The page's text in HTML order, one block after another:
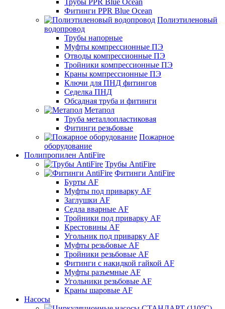
Фитинги PPR Blue Ocean
Полиэтиленовый
водопровод
Трубы напорные
Муфты компрессионные ПЭ
Отводы компрессионные ПЭ
Тройники компрессионные ПЭ
Краны компрессионные ПЭ
Ключи для ПНД фитингов
Седелка ПНД
Обсадная труба и фитинги
Метапол
Труба металлопластиковая
Фитинги резьбовые
Пожарное
оборудование
Полипропилен AntiFire
Трубы AntiFire
Фитинги AntiFire
Бурты AF
Муфты под приварку AF
Заглушки AF
Седла вварные AF
Тройники под приварку AF
Крестовины AF
Угольник под приварку AF
Муфты резьбовые AF
Тройники резьбовые AF
Фитинги с накидкой гайкой AF
Муфты разъемные AF
Угольники резьбовые AF
Краны шаровые AF
Насосы